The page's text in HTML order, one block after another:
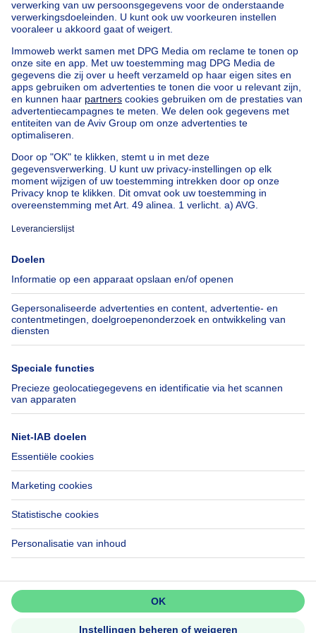
Huis te koop met 1 slaapkamer Limburg
Huis te koop met 1 slaapkamer Walem
Appartementsblok te koop
Uitzonderlijk vastgoed te koop
Boerderij te koop
Bungalow te koop
Chalet te koop
Kasteel te koop
Landhuis te koop
Gebouw gemengd gebruik te koop
Andere panden te koop
Manoir te koop
Huis te koop goedkoop in Mechelen
Onze huizen buiten BelgiëHuis te koop Frankrijk
Huis te koop Spanje
Huis te koop Luxemburg
Huis te koop Nederland
Over
Immoweb
Pers
Jobs
Axel Springer Group
SeLoger.com
Immowelt.de
Tools
Belfius
Verzekeringen
Verhuis checklist
Hulp
Veelgestelde vragen
Toegankelijkheid
Contacteer ons
Volg ons
LinkedIn
Immoweb SA © 2026 - Alle rechten voorbehouden
Gebruiksvoorwaarden Cookie instellingen
Privacybeleid
Rangschikking regels
3044 -
d2b95f88ad4c2e3527743d6bd81664b3a2df8b8e -
Activeer meldingen en wees als
eerste op de hoogte van nieuwe